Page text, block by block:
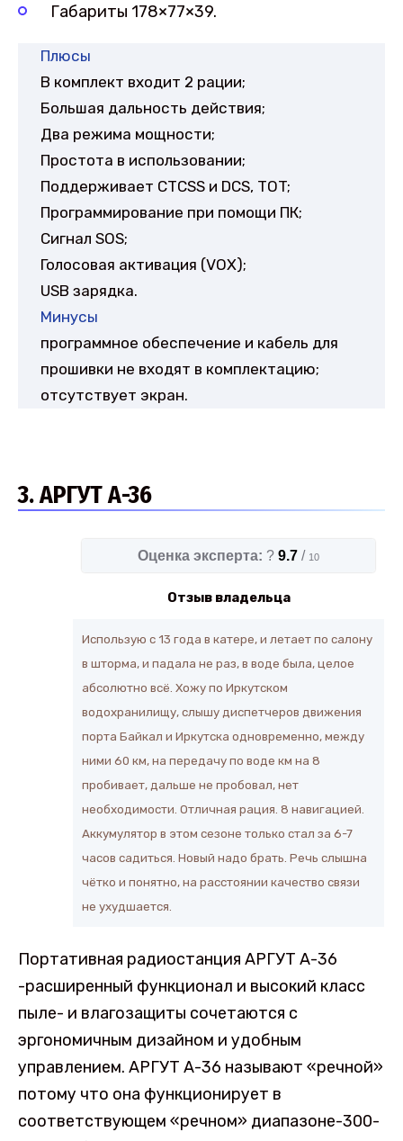
Габариты 178×77×39.
Плюсы
В комплект входит 2 рации;
Большая дальность действия;
Два режима мощности;
Простота в использовании;
Поддерживает СТСSS и DCS, TOT;
Программирование при помощи ПК;
Сигнал SOS;
Голосовая активация (VOX);
USB зарядка.
Минусы
программное обеспечение и кабель для
прошивки не входят в комплектацию;
отсутствует экран.
3. АРГУТ А-36
Оценка эксперта: ? 9.7 / 10
Отзыв владельца
Использую с 13 года в катере, и летает по салону
в шторма, и падала не раз, в воде была, целое
абсолютно всё. Хожу по Иркутском
водохранилищу, слышу диспетчеров движения
порта Байкал и Иркутска одновременно, между
ними 60 км, на передачу по воде км на 8
пробивает, дальше не пробовал, нет
необходимости. Отличная рация. 8 навигацией.
Аккумулятор в этом сезоне только стал за 6-7
часов садиться. Новый надо брать. Речь слышна
чётко и понятно, на расстоянии качество связи
не ухудшается.
Портативная радиостанция АРГУТ А-36
-расширенный функционал и высокий класс
пыле- и влагозащиты сочетаются с
эргономичным дизайном и удобным
управлением. АРГУТ А-36 называют «речной»
потому что она функционирует в
соответствующем «речном» диапазоне-300-